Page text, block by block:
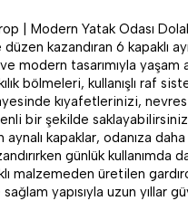
| Modern Yatak Odası
düzen kazandıran 6 kapaklı
modern tasarımıyla yaşam
bölmeleri, kullanışlı raf
kıyafetlerinizi,
bir şekilde
kapaklar, odanıza
günlük kullanımda
malzemeden üretilen
yapısıyla uzun yıllar